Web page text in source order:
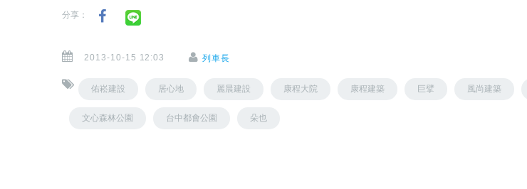
分享：
2013-10-15 12:03 列車長
佑崧建設 居心地 麗晨建設 康程大院 康程建築 巨擘 風尚建築
文心森林公園 台中都會公園 朵也